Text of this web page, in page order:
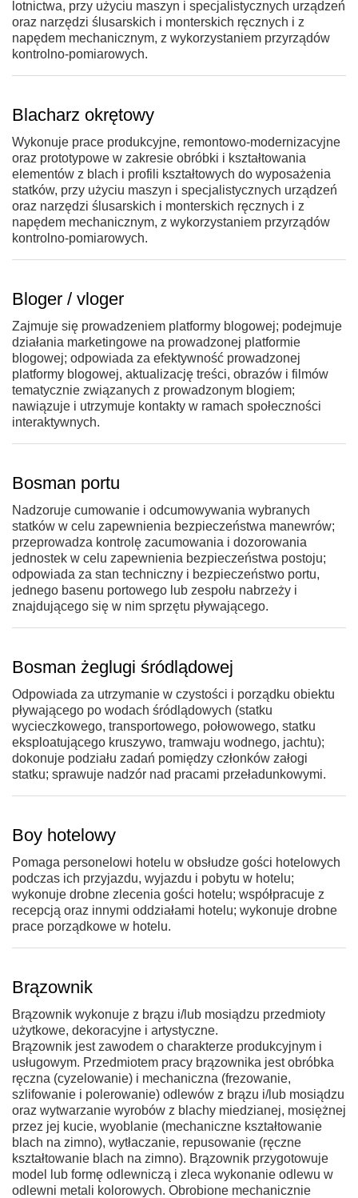
lotnictwa, przy użyciu maszyn i specjalistycznych urządzeń
oraz narzędzi ślusarskich i monterskich ręcznych i z
napędem mechanicznym, z wykorzystaniem przyrządów
kontrolno-pomiarowych.
Blacharz okrętowy
Wykonuje prace produkcyjne, remontowo-modernizacyjne
oraz prototypowe w zakresie obróbki i kształtowania
elementów z blach i profili kształtowych do wyposażenia
statków, przy użyciu maszyn i specjalistycznych urządzeń
oraz narzędzi ślusarskich i monterskich ręcznych i z
napędem mechanicznym, z wykorzystaniem przyrządów
kontrolno-pomiarowych.
Bloger / vloger
Zajmuje się prowadzeniem platformy blogowej; podejmuje
działania marketingowe na prowadzonej platformie
blogowej; odpowiada za efektywność prowadzonej
platformy blogowej, aktualizację treści, obrazów i filmów
tematycznie związanych z prowadzonym blogiem;
nawiązuje i utrzymuje kontakty w ramach społeczności
interaktywnych.
Bosman portu
Nadzoruje cumowanie i odcumowywania wybranych
statków w celu zapewnienia bezpieczeństwa manewrów;
przeprowadza kontrolę zacumowania i dozorowania
jednostek w celu zapewnienia bezpieczeństwa postoju;
odpowiada za stan techniczny i bezpieczeństwo portu,
jednego basenu portowego lub zespołu nabrzeży i
znajdującego się w nim sprzętu pływającego.
Bosman żeglugi śródlądowej
Odpowiada za utrzymanie w czystości i porządku obiektu
pływającego po wodach śródlądowych (statku
wycieczkowego, transportowego, połowowego, statku
eksploatującego kruszywo, tramwaju wodnego, jachtu);
dokonuje podziału zadań pomiędzy członków załogi
statku; sprawuje nadzór nad pracami przeładunkowymi.
Boy hotelowy
Pomaga personelowi hotelu w obsłudze gości hotelowych
podczas ich przyjazdu, wyjazdu i pobytu w hotelu;
wykonuje drobne zlecenia gości hotelu; współpracuje z
recepcją oraz innymi oddziałami hotelu; wykonuje drobne
prace porządkowe w hotelu.
Brązownik
Brązownik wykonuje z brązu i/lub mosiądzu przedmioty
użytkowe, dekoracyjne i artystyczne.
Brązownik jest zawodem o charakterze produkcyjnym i
usługowym. Przedmiotem pracy brązownika jest obróbka
ręczna (cyzelowanie) i mechaniczna (frezowanie,
szlifowanie i polerowanie) odlewów z brązu i/lub mosiądzu
oraz wytwarzanie wyrobów z blachy miedzianej, mosiężnej
przez jej kucie, wyoblanie (mechaniczne kształtowanie
blach na zimno), wytłaczanie, repusowanie (ręczne
kształtowanie blach na zimno). Brązownik przygotowuje
model lub formę odlewniczą i zleca wykonanie odlewu w
odlewni metali kolorowych. Obrobione mechanicznie